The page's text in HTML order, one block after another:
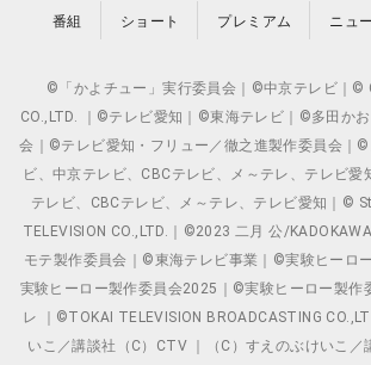
番組 ショート プレミアム ニュ
©「かよチュー」実行委員会｜©中京テレビ｜©
CO.,LTD. ｜©テレビ愛知｜©東海テレビ｜©多田か
会｜©テレビ愛知・フリュー／徹之進製作委員会｜
ビ、中京テレビ、CBCテレビ、メ～テレ、テレビ愛
テレビ、CBCテレビ、メ～テレ、テレビ愛知｜©
TELEVISION CO.,LTD.｜©2023 二月 公/
モテ製作委員会｜©東海テレビ事業｜©実験ヒーロ
実験ヒーロー製作委員会2025｜©実験ヒーロー製作
レ ｜©TOKAI TELEVISION BROADCASTING
いこ／講談社（C）CTV ｜（C）すえのぶけいこ